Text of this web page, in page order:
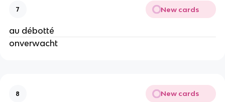
7 New cards
au débotté
onverwacht
8 New cards